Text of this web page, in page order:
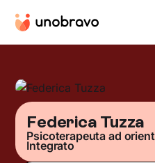
Federica Tuzza
Psicoterapeuta ad
Integrato